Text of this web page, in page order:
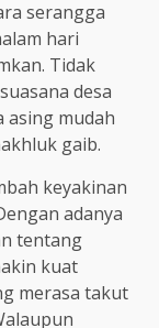
serangga
hari
Tidak
desa
asing mudah
gaib.
keyakinan
adanya
tentang
kuat
merasa takut